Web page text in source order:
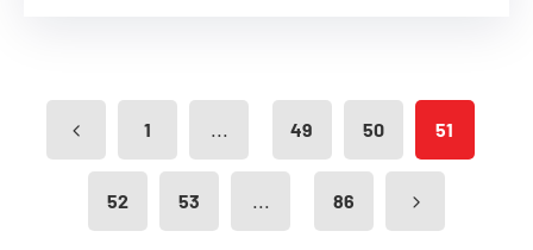
1 ... 49 50 51
52 53 ... 86